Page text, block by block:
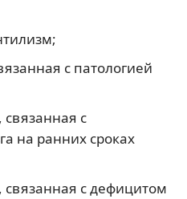
с патологией
с
на ранних сроках
связанная с дефицитом